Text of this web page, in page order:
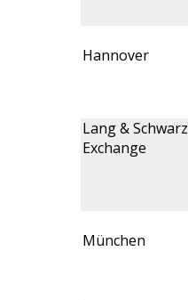
Hannover
Lang & Schwarz
Exchange
München